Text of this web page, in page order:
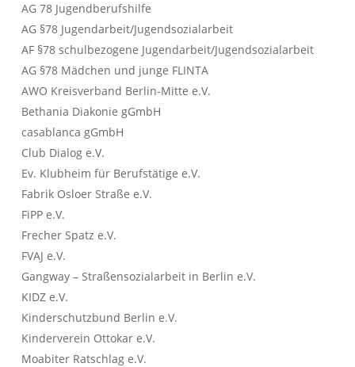
AG 78 Jugendberufshilfe
AG §78 Jugendarbeit/Jugendsozialarbeit
AF §78 schulbezogene Jugendarbeit/Jugendsozialarbeit
AG §78 Mädchen und junge FLINTA
AWO Kreisverband Berlin-Mitte e.V.
Bethania Diakonie gGmbH
casablanca gGmbH
Club Dialog e.V.
Ev. Klubheim für Berufstätige e.V.
Fabrik Osloer Straße e.V.
FiPP e.V.
Frecher Spatz e.V.
FVAJ e.V.
Gangway – Straßensozialarbeit in Berlin e.V.
KIDZ e.V.
Kinderschutzbund Berlin e.V.
Kinderverein Ottokar e.V.
Moabiter Ratschlag e.V.